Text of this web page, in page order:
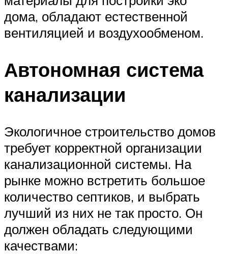
дома, обладают естественной
вентиляцией и воздухообменом.
Автономная система
канализации
Экологичное строительство домов
требует корректной организации
канализационной системы. На
рынке можно встретить большое
количество септиков, и выбрать
лучший из них не так просто. Он
должен обладать следующими
качествами: